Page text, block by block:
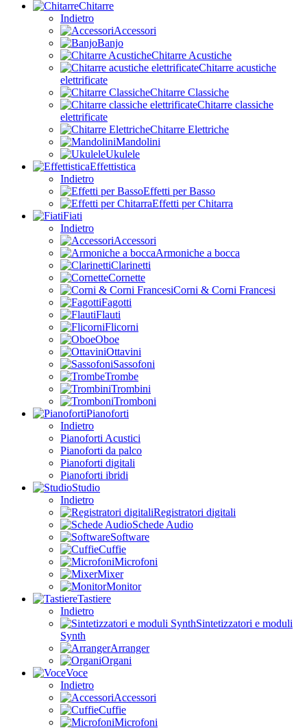
Chitarre
Indietro
Accessori
Banjo
Chitarre Acustiche
Chitarre acustiche
elettrificate
Chitarre Classiche
Chitarre classiche
elettrificate
Chitarre Elettriche
Mandolini
Ukulele
Effettistica
Indietro
Effetti per Basso
Effetti per Chitarra
Fiati
Indietro
Accessori
Armoniche a bocca
Clarinetti
Cornette
Corni & Corni Francesi
Fagotti
Flauti
Flicorni
Oboe
Ottavini
Sassofoni
Trombe
Trombini
Tromboni
Pianoforti
Indietro
Pianoforti Acustici
Pianoforti da palco
Pianoforti digitali
Pianoforti ibridi
Studio
Indietro
Registratori digitali
Schede Audio
Software
Cuffie
Microfoni
Mixer
Monitor
Tastiere
Indietro
Sintetizzatori e moduli
Synth
Arranger
Organi
Voce
Indietro
Accessori
Cuffie
Microfoni